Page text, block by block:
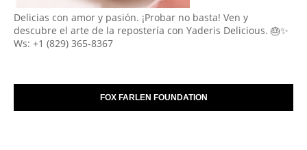
Delicias con amor y pasión. ¡Probar no basta! Ven y
descubre el arte de la repostería con Yaderis Delicious. 🎂✨
Ws: +1 (829) 365-8367
FOX FARLEN FOUNDATION